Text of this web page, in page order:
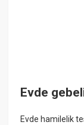
Evde
Evde hamilelik